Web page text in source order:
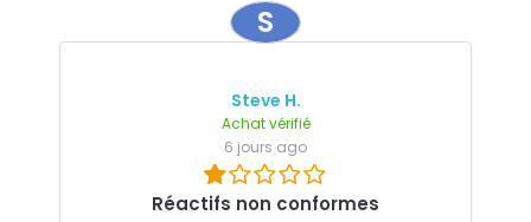
S
Steve H.
Achat vérifié
6 jours ago
Réactifs non conformes